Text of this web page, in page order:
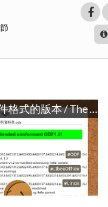
關於開放文件格式的版本 / The Versions of Open Document Format (ODF)